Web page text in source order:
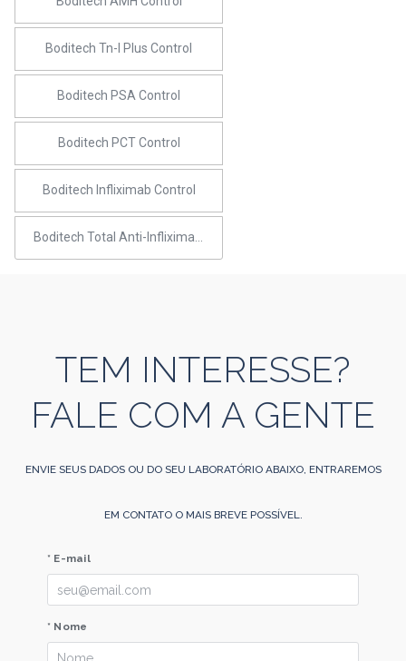
Boditech Tn-I Plus Control
Boditech PSA Control
Boditech PCT Control
Boditech Infliximab Control
TEM INTERESSE?
FALE COM A GENTE
ENVIE SEUS DADOS OU DO SEU LABORATÓRIO ABAIXO, ENTRAREMOS
EM CONTATO O MAIS BREVE POSSÍVEL.
* E-mail
* Nome